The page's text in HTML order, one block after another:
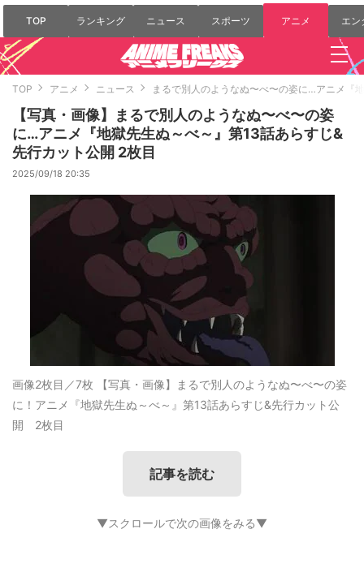
TOP ランキング ニュース スポーツ アニメ エン
TOP アニメ ニュース まるで別人のようなぬ〜べ〜の姿に…アニメ『
【写真・画像】まるで別人のようなぬ〜べ〜の姿
に…アニメ『地獄先生ぬ～べ～』第13話あらすじ&
先行カット公開 2枚目
2025/09/18 20:35
画像2枚目／7枚 【写真・画像】まるで別人のようなぬ〜べ〜の姿
に！アニメ『地獄先生ぬ～べ～』第13話あらすじ&先行カット公
開 2枚目
記事を読む
▼スクロールで次の画像をみる▼